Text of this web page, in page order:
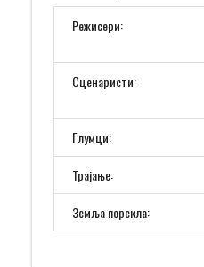
Режисери:
Сценаристи:
Глумци:
Трајање:
Земља порекла: